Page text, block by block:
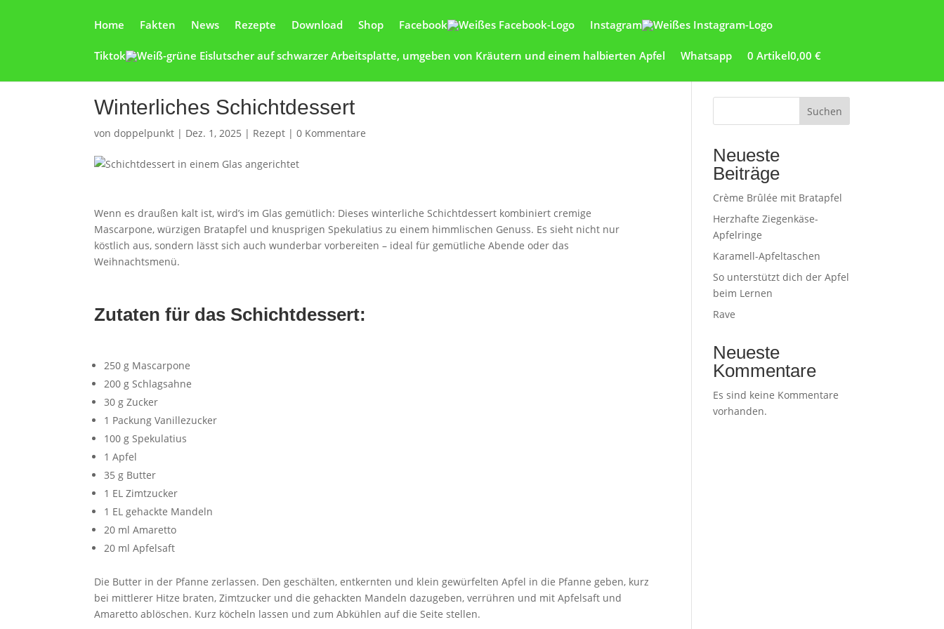
Home Fakten News Rezepte Download Shop Facebook Instagram
Tiktok Whatsapp 0 Artikel0,00 €
Winterliches Schichtdessert
vondoppelpunkt | Dez. 1, 2025 | Rezept |0 Kommentare
Wenn es draußen kalt ist, wird’s im Glas gemütlich: Dieses winterliche Schichtdessert kombiniert cremige
Mascarpone, würzigen Bratapfel und knusprigen Spekulatius zu einem himmlischen Genuss. Es sieht nicht nur
köstlich aus, sondern lässt sich auch wunderbar vorbereiten – ideal für gemütliche Abende oder das
Weihnachtsmenü.
Zutaten für das Schichtdessert:
250 g Mascarpone
200 g Schlagsahne
30 g Zucker
1 Packung Vanillezucker
100 g Spekulatius
1 Apfel
35 g Butter
1 EL Zimtzucker
1 EL gehackte Mandeln
20 ml Amaretto
20 ml Apfelsaft
Die Butter in der Pfanne zerlassen. Den geschälten, entkernten und klein gewürfelten Apfel in die Pfanne geben, kurz
bei mittlerer Hitze braten, Zimtzucker und die gehackten Mandeln dazugeben, verrühren und mit Apfelsaft und
Amaretto ablöschen. Kurz köcheln lassen und zum Abkühlen auf die Seite stellen.
Suchen
Neueste
Beiträge
Crème Brûlée mit Bratapfel
Herzhafte Ziegenkäse-
Apfelringe
Karamell-Apfeltaschen
So unterstützt dich der Apfel
beim Lernen
Rave
Neueste
Kommentare
Es sind keine Kommentare
vorhanden.